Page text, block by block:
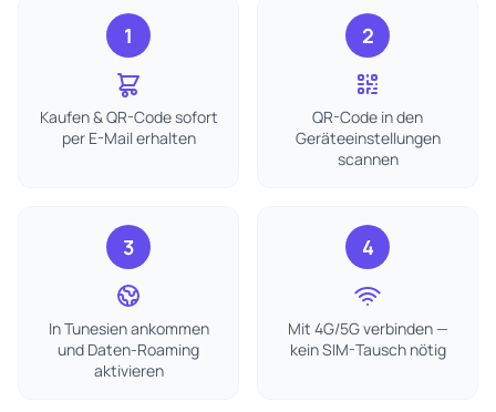
1
Kaufen & QR-Code sofort
per E-Mail erhalten
2
QR-Code in den
Geräteeinstellungen
scannen
3
In Tunesien ankommen
und Daten-Roaming
aktivieren
4
Mit 4G/5G verbinden —
kein SIM-Tausch nötig